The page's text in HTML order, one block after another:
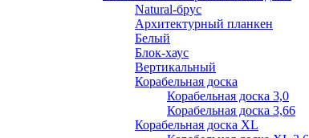
Natural-брус
Архитектурный планкен
Белый
Блок-хаус
Вертикальный
Корабельная доска
Корабельная доска 3,0
Корабельная доска 3,66
Корабельная доска XL